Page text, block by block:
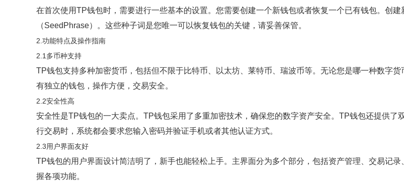
在首次使用TP钱包时，需要进行一些基本的设置。您需要创建一个新钱包或者恢复一个已有钱包。创
（SeedPhrase）。这些种子词是您唯一可以恢复钱包的关键，请妥善保管。
2.功能特点及操作指南
2.1多币种支持
TP钱包支持多种加密货币，包括但不限于比特币、以太坊、莱特币、瑞波币等。无论您是哪一种数字
有独立的钱包，操作方便，交易安全。
2.2安全性高
安全性是TP钱包的一大卖点。TP钱包采用了多重加密技术，确保您的数字资产安全。TP钱包还提供
行交易时，系统都会要求您输入密码并验证手机或者其他认证方式。
2.3用户界面友好
TP钱包的用户界面设计简洁明了，新手也能轻松上手。主界面分为多个部分，包括资产管理、交易记
握各项功能。